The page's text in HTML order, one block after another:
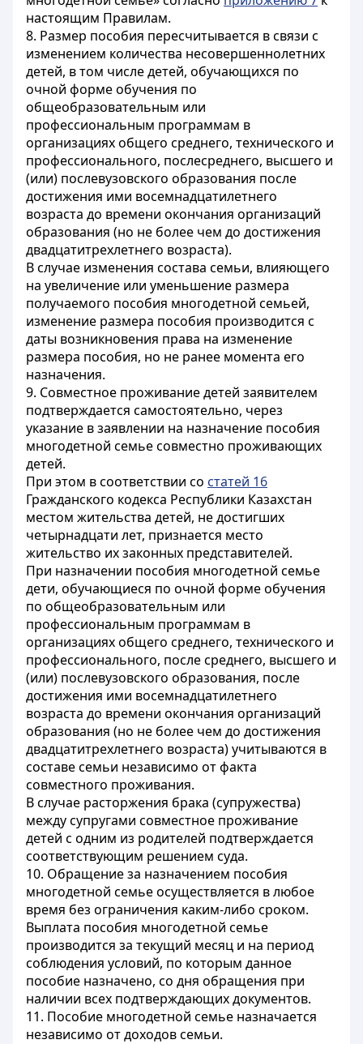
настоящим Правилам.
8. Размер пособия пересчитывается в связи с
изменением количества несовершеннолетних
детей, в том числе детей, обучающихся по
очной форме обучения по
общеобразовательным или
профессиональным программам в
организациях общего среднего, технического и
профессионального, послесреднего, высшего и
(или) послевузовского образования после
достижения ими восемнадцатилетнего
возраста до времени окончания организаций
образования (но не более чем до достижения
двадцатитрехлетнего возраста).
В случае изменения состава семьи, влияющего
на увеличение или уменьшение размера
получаемого пособия многодетной семьей,
изменение размера пособия производится с
даты возникновения права на изменение
размера пособия, но не ранее момента его
назначения.
9. Совместное проживание детей заявителем
подтверждается самостоятельно, через
указание в заявлении на назначение пособия
многодетной семье совместно проживающих
детей.
При этом в соответствии со статей 16
Гражданского кодекса Республики Казахстан
местом жительства детей, не достигших
четырнадцати лет, признается место
жительство их законных представителей.
При назначении пособия многодетной семье
дети, обучающиеся по очной форме обучения
по общеобразовательным или
профессиональным программам в
организациях общего среднего, технического и
профессионального, после среднего, высшего и
(или) послевузовского образования, после
достижения ими восемнадцатилетнего
возраста до времени окончания организаций
образования (но не более чем до достижения
двадцатитрехлетнего возраста) учитываются в
составе семьи независимо от факта
совместного проживания.
В случае расторжения брака (супружества)
между супругами совместное проживание
детей с одним из родителей подтверждается
соответствующим решением суда.
10. Обращение за назначением пособия
многодетной семье осуществляется в любое
время без ограничения каким-либо сроком.
Выплата пособия многодетной семье
производится за текущий месяц и на период
соблюдения условий, по которым данное
пособие назначено, со дня обращения при
наличии всех подтверждающих документов.
11. Пособие многодетной семье назначается
независимо от доходов семьи.